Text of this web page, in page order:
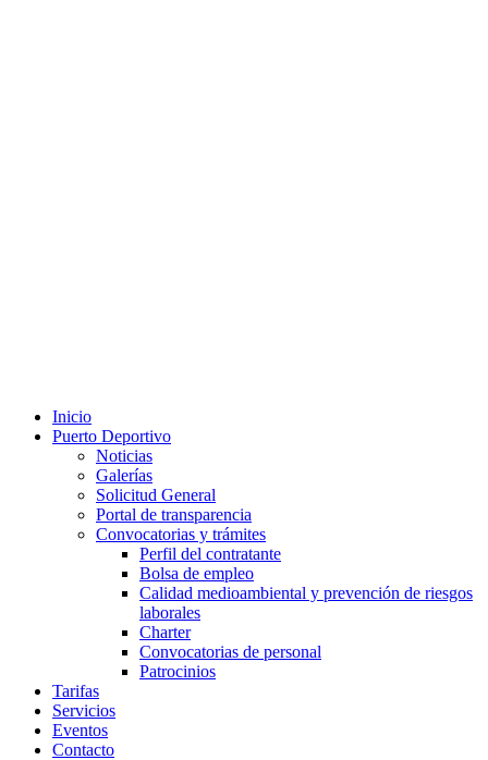
Inicio
Puerto Deportivo
Noticias
Galerías
Solicitud General
Portal de transparencia
Convocatorias y trámites
Perfil del contratante
Bolsa de empleo
Calidad medioambiental y prevención de riesgos
laborales
Charter
Convocatorias de personal
Patrocinios
Tarifas
Servicios
Eventos
Contacto